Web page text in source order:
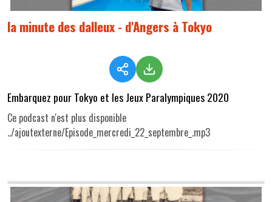
la minute des dalleux - d'Angers à Tokyo
Embarquez pour Tokyo et les Jeux Paralympiques 2020
Ce podcast n'est plus disponible
../ajoutexterne/Episode_mercredi_22_septembre_.mp3